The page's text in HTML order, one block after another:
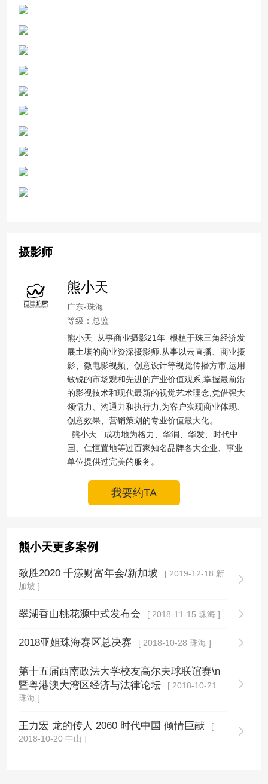
摄影师
熊小天
广东-珠海
等级：总监
熊小天  从事商业摄影21年  根植于珠三角经济发
展土壤的商业资深摄影师.从事以云直播、商业摄
影、微电影视频、创意设计等视觉传播方市,运用
敏锐的市场观和先进的产业价值观系,掌握最前沿
的影视技术和现代最新的视觉艺术理念,凭借强大
领悟力、沟通力和执行力,为客户实现商业体现、
创意效果、营销策划的专业价值最大化。
  熊小天   成功地为格力、华润、华发、时代中
国、仁恒置地等过百家知名品牌各大企业、事业
单位提供过完美的服务。
我要约TA
熊小天更多案例
致胜2020 千漾财富年会/新加坡
[ 2019-12-18 新
加坡 ]
翠湖香山桃花源中式发布会 [ 2018-11-15 珠海 ]
2018亚姐珠海赛区总决赛 [ 2018-10-28 珠海 ]
第十五届西南政法大学校友高尔夫球联谊赛\n
暨粤港澳大湾区经济与法律论坛
[ 2018-10-21
珠海 ]
王力宏 龙的传人 2060 时代中国 倾情巨献
[
2018-10-20 中山 ]